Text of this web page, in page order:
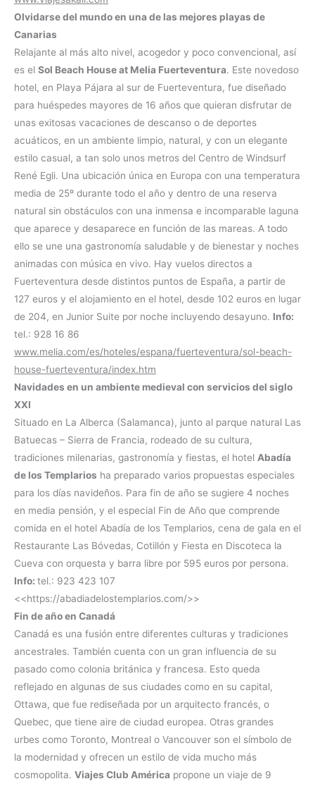
Olvidarse del mundo en una de las mejores playas de
Canarias
Relajante al más alto nivel, acogedor y poco convencional, así
es el Sol Beach House at Melia Fuerteventura. Este novedoso
hotel, en Playa Pájara al sur de Fuerteventura, fue diseñado
para huéspedes mayores de 16 años que quieran disfrutar de
unas exitosas vacaciones de descanso o de deportes
acuáticos, en un ambiente limpio, natural, y con un elegante
estilo casual, a tan solo unos metros del Centro de Windsurf
René Egli. Una ubicación única en Europa con una temperatura
media de 25º durante todo el año y dentro de una reserva
natural sin obstáculos con una inmensa e incomparable laguna
que aparece y desaparece en función de las mareas. A todo
ello se une una gastronomía saludable y de bienestar y noches
animadas con música en vivo. Hay vuelos directos a
Fuerteventura desde distintos puntos de España, a partir de
127 euros y el alojamiento en el hotel, desde 102 euros en lugar
de 204, en Junior Suite por noche incluyendo desayuno. Info:
tel.: 928 16 86
www.melia.com/es/hoteles/espana/fuerteventura/sol-beach-
house-fuerteventura/index.htm
Navidades en un ambiente medieval con servicios del siglo
XXI
Situado en La Alberca (Salamanca), junto al parque natural Las
Batuecas – Sierra de Francia, rodeado de su cultura,
tradiciones milenarias, gastronomía y fiestas, el hotel Abadía
de los Templarios ha preparado varios propuestas especiales
para los días navideños. Para fin de año se sugiere 4 noches
en media pensión, y el especial Fin de Año que comprende
comida en el hotel Abadía de los Templarios, cena de gala en el
Restaurante Las Bóvedas, Cotillón y Fiesta en Discoteca la
Cueva con orquesta y barra libre por 595 euros por persona.
Info: tel.: 923 423 107
<<https://abadiadelostemplarios.com/>>
Fin de año en Canadá
Canadá es una fusión entre diferentes culturas y tradiciones
ancestrales. También cuenta con un gran influencia de su
pasado como colonia británica y francesa. Esto queda
reflejado en algunas de sus ciudades como en su capital,
Ottawa, que fue rediseñada por un arquitecto francés, o
Quebec, que tiene aire de ciudad europea. Otras grandes
urbes como Toronto, Montreal o Vancouver son el símbolo de
la modernidad y ofrecen un estilo de vida mucho más
cosmopolita. Viajes Club América propone un viaje de 9